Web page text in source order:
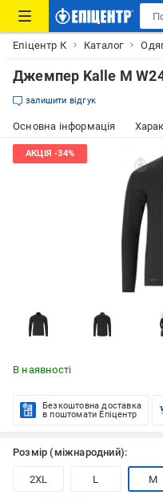
Епіцентр К Каталог
Джемпер Kalle M
залишити відгук
Основна інформація
В наявності
Безкоштовна доставка
в поштомати Епіцентр
Розмір (міжнародний):
2XL L M